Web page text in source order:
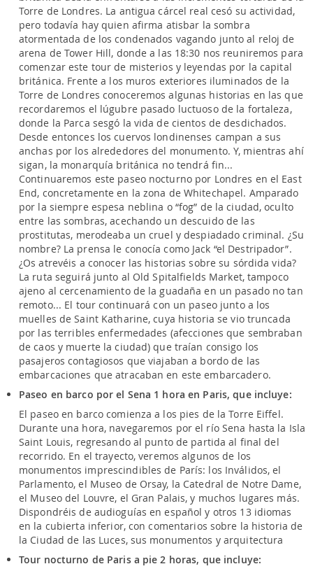
Torre de Londres. La antigua cárcel real cesó su actividad,
pero todavía hay quien afirma atisbar la sombra
atormentada de los condenados vagando junto al reloj de
arena de Tower Hill, donde a las 18:30 nos reuniremos para
comenzar este tour de misterios y leyendas por la capital
británica. Frente a los muros exteriores iluminados de la
Torre de Londres conoceremos algunas historias en las que
recordaremos el lúgubre pasado luctuoso de la fortaleza,
donde la Parca sesgó la vida de cientos de desdichados.
Desde entonces los cuervos londinenses campan a sus
anchas por los alrededores del monumento. Y, mientras ahí
sigan, la monarquía británica no tendrá fin...
Continuaremos este paseo nocturno por Londres en el East
End, concretamente en la zona de Whitechapel. Amparado
por la siempre espesa neblina o “fog” de la ciudad, oculto
entre las sombras, acechando un descuido de las
prostitutas, merodeaba un cruel y despiadado criminal. ¿Su
nombre? La prensa le conocía como Jack “el Destripador”.
¿Os atrevéis a conocer las historias sobre su sórdida vida?
La ruta seguirá junto al Old Spitalfields Market, tampoco
ajeno al cercenamiento de la guadaña en un pasado no tan
remoto... El tour continuará con un paseo junto a los
muelles de Saint Katharine, cuya historia se vio truncada
por las terribles enfermedades (afecciones que sembraban
de caos y muerte la ciudad) que traían consigo los
pasajeros contagiosos que viajaban a bordo de las
embarcaciones que atracaban en este embarcadero.
Paseo en barco por el Sena 1 hora en Paris, que incluye:
El paseo en barco comienza a los pies de la Torre Eiffel.
Durante una hora, navegaremos por el río Sena hasta la Isla
Saint Louis, regresando al punto de partida al final del
recorrido. En el trayecto, veremos algunos de los
monumentos imprescindibles de París: los Inválidos, el
Parlamento, el Museo de Orsay, la Catedral de Notre Dame,
el Museo del Louvre, el Gran Palais, y muchos lugares más.
Dispondréis de audioguías en español y otros 13 idiomas
en la cubierta inferior, con comentarios sobre la historia de
la Ciudad de las Luces, sus monumentos y arquitectura
Tour nocturno de Paris a pie 2 horas, que incluye: